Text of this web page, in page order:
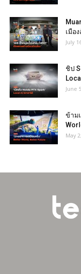
เมือ
July
ชิป
June
ข้าม
May